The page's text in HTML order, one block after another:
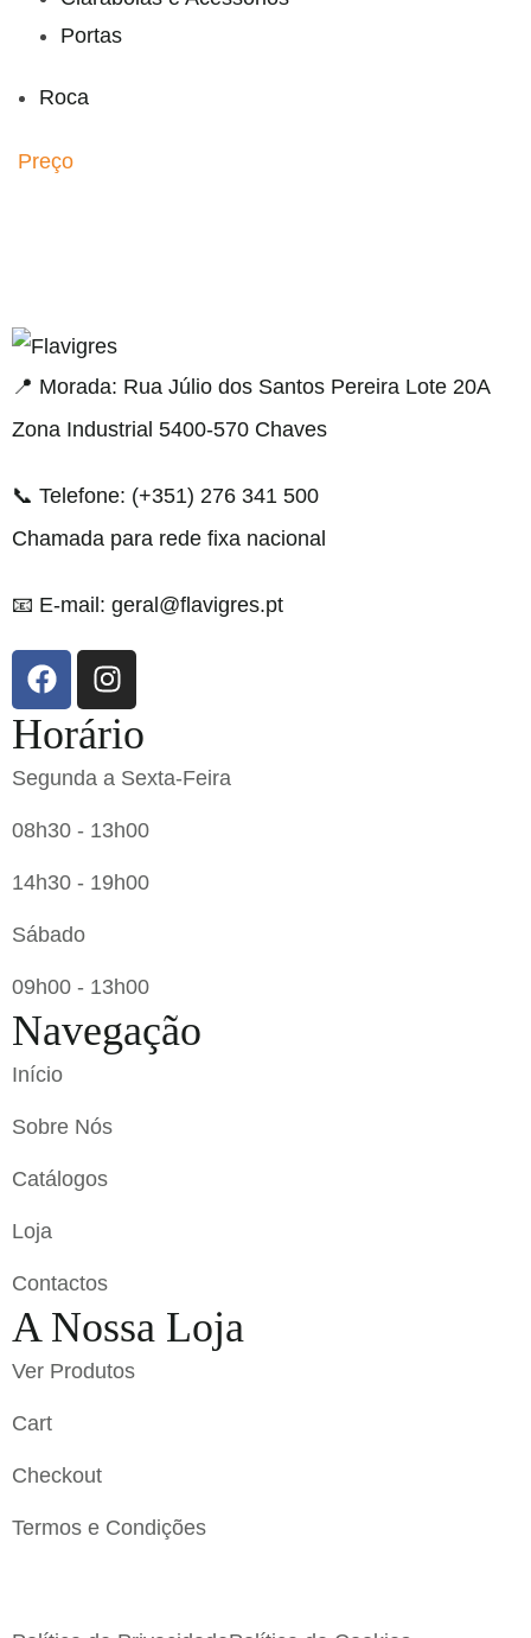
Portas
Roca
Preço
resmi adresi
📍 Morada: Rua Júlio dos Santos Pereira Lote 20A
Zona Industrial 5400-570 Chaves
📞 Telefone: (+351) 276 341 500
Chamada para rede fixa nacional
📧 E-mail: geral@flavigres.pt
Horário
Segunda a Sexta-Feira
08h30 - 13h00
14h30 - 19h00
Sábado
09h00 - 13h00
Navegação
Início
Sobre Nós
Catálogos
Loja
Contactos
A Nossa Loja
Ver Produtos
Cart
Checkout
Termos e Condições